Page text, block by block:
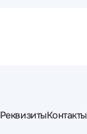
РеквизитыКонтакты